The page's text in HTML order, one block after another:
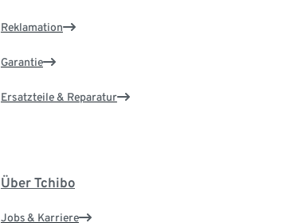
Reklamation
Garantie
Ersatzteile & Reparatur
Über Tchibo
Jobs & Karriere